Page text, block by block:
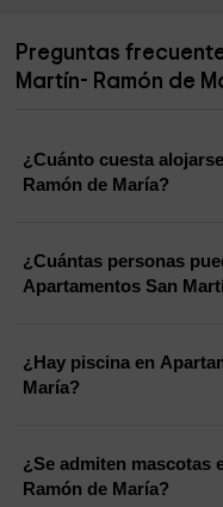
Preguntas
Martín- Ramón de
¿Cuánto cuesta
Ramón de María?
¿Cuántas personas
Apartamentos San
¿Hay piscina en
María?
¿Se admiten mascotas
Ramón de María?